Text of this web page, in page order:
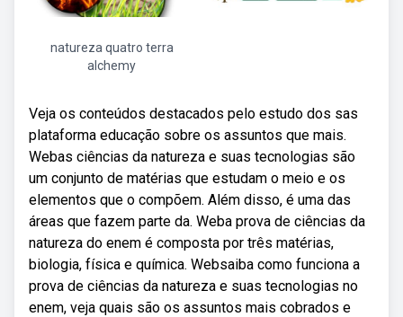
natureza quatro terra
alchemy
Veja os conteúdos destacados pelo estudo dos sas
plataforma educação sobre os assuntos que mais.
Webas ciências da natureza e suas tecnologias são
um conjunto de matérias que estudam o meio e os
elementos que o compõem. Além disso, é uma das
áreas que fazem parte da. Weba prova de ciências da
natureza do enem é composta por três matérias,
biologia, física e química. Websaiba como funciona a
prova de ciências da natureza e suas tecnologias no
enem, veja quais são os assuntos mais cobrados e